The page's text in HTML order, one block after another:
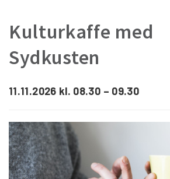
Kulturkaffe med
Sydkusten
11.11.2026 kl. 08.30 – 09.30